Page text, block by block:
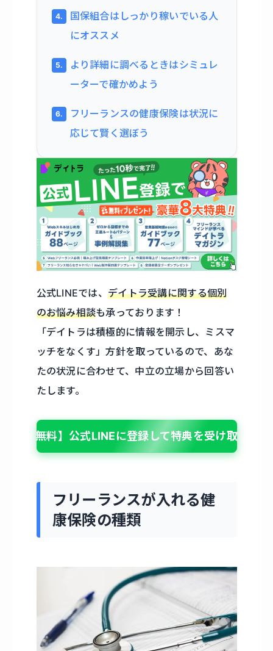
国保組合はしっかり稼いでいる人
にオススメ
より詳細に調べるときはシミュレ
ーターで確かめよう
フリーランスの健康保険は状況に
応じて賢く選ぼう
公式LINEでは、デイトラ受講に関する個別
のお悩み相談も承っております！
「デイトラは積極的に情報を開示し、ミスマ
ッチをなくす」方針を取っているので、あな
たの状況に合わせて、中立の立場から回答い
たします。
【無料】公式LINEに登録して特典を受け取る
フリーランスが入れる健
康保険の種類